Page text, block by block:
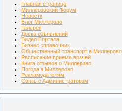
Главная страница
Миллеровский Форум
Новости
Блог Миллерово
Галерея
Доска объявлений
Видео Портала
Бизнес справочник
Общественный транспорт в Миллерово
Расписание приема врачей
Книга отзывов о Миллерово
Погода в Миллерово
Рекламодателям
Связь с Администратором